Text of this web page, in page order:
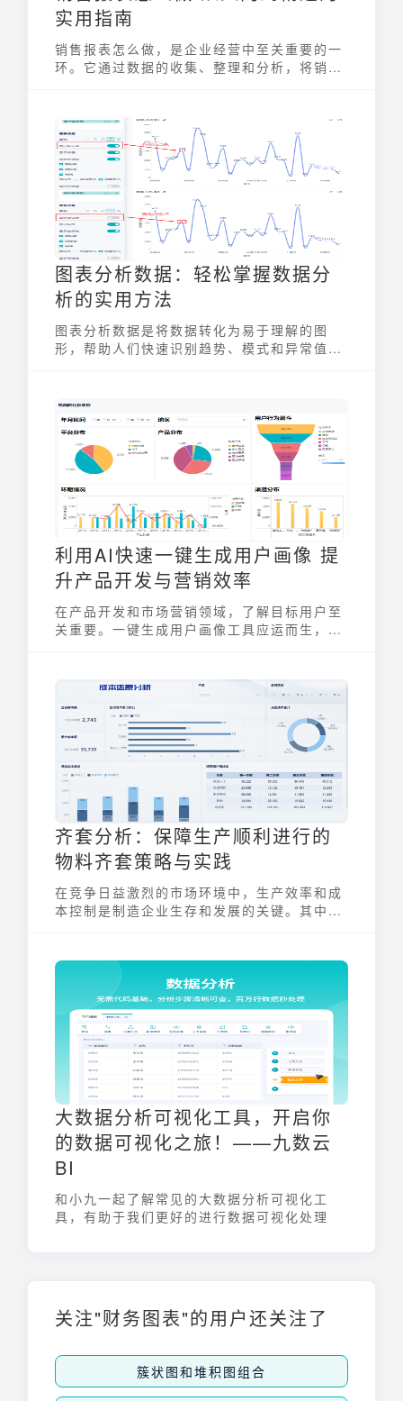
实用指南
销售报表怎么做，是企业经营中至关重要的一
环。它通过数据的收集、整理和分析，将销售
业战略的体现，是评估销售业绩、发现问题、
优化策略的重要工具。理解并掌握销售报表的
制作方法，对于提升企业竞争力具有重要意
义。通过本指南，你将从零开始，逐步掌握制
作高效、实用的销售报表技能。
图表分析数据：轻松掌握数据分
析的实用方法
图表分析数据是将数据转化为易于理解的图
形，帮助人们快速识别趋势、模式和异常值。
仅仅是数据的简单呈现，更是挖掘数据价值、
发现潜在洞察的关键步骤。
利用AI快速一键生成用户画像 提
升产品开发与营销效率
在产品开发和市场营销领域，了解目标用户至
关重要。一键生成用户画像工具应运而生，它
从而优化产品设计、改进营销策略，提升整体
运营效率。这种工具的出现，极大地简化了传
统用户画像构建的复杂流程，使得企业能够更
快速、更经济地了解其目标受众。
齐套分析：保障生产顺利进行的
物料齐套策略与实践
在竞争日益激烈的市场环境中，生产效率和成
本控制是制造企业生存和发展的关键。其中，
生产所需的全部物料按时到位，避免因缺料造
成的停工待料，从而显著提高生产效率和降低
运营成本。本文将深入探讨齐套分析的概念以
及如何通过九数云BI等工具实现高效的齐套分
析与管理。
大数据分析可视化工具，开启你
的数据可视化之旅！——九数云
BI
和小九一起了解常见的大数据分析可视化工
具，有助于我们更好的进行数据可视化处理
关注"财务图表"的用户还关注了
簇状图和堆积图组合